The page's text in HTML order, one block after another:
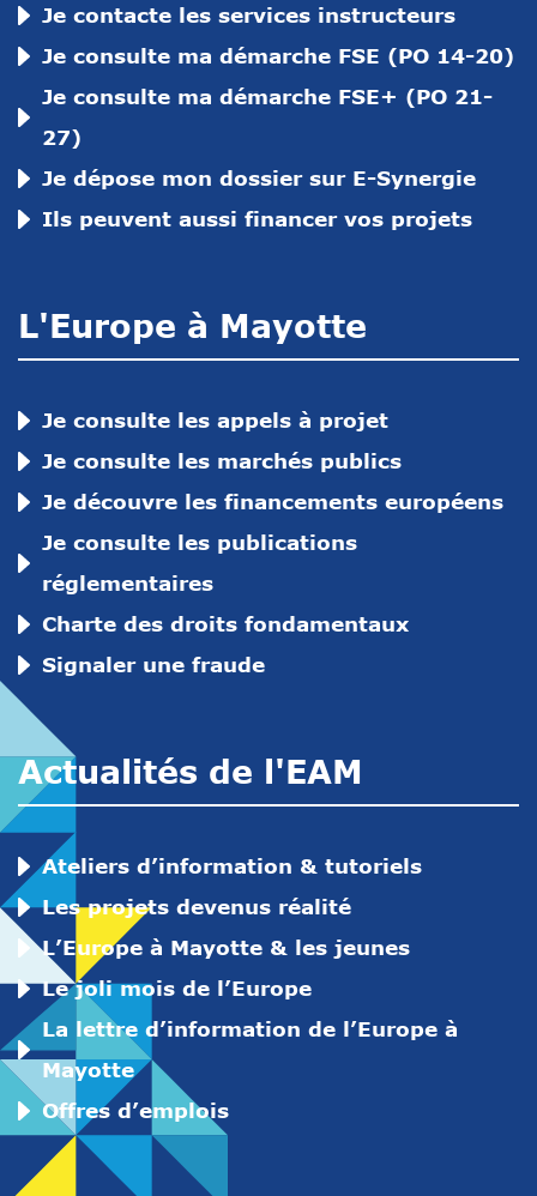
Je contacte les services instructeurs
Je consulte ma démarche FSE (PO 14-20)
Je consulte ma démarche FSE+ (PO 21-
27)
Je dépose mon dossier sur E-Synergie
Ils peuvent aussi financer vos projets
L'Europe à Mayotte
Je consulte les appels à projet
Je consulte les marchés publics
Je découvre les financements européens
Je consulte les publications
réglementaires
Charte des droits fondamentaux
Signaler une fraude
Actualités de l'EAM
Ateliers d’information & tutoriels
Les projets devenus réalité
L’Europe à Mayotte & les jeunes
Le joli mois de l’Europe
La lettre d’information de l’Europe à
Mayotte
Offres d’emplois